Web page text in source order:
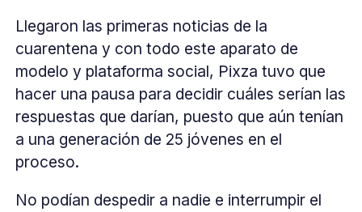
Llegaron las primeras noticias de la
cuarentena y con todo este aparato de
modelo y plataforma social, Pixza tuvo que
hacer una pausa para decidir cuáles serían las
respuestas que darían, puesto que aún tenían
a una generación de 25 jóvenes en el
proceso.
No podían despedir a nadie e interrumpir el